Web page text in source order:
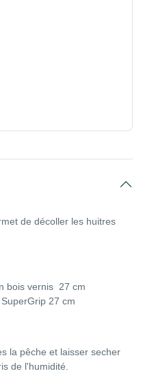
de décoller les huitres
bois vernis 27 cm
27 cm
la pêche et laisser secher
de l'humidité.